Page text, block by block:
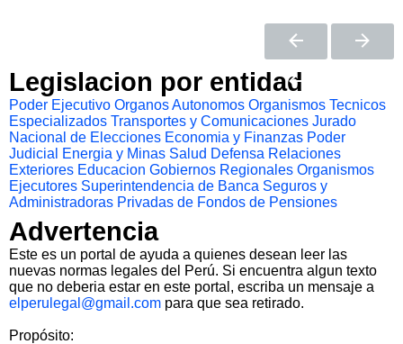
Legislacion por entidad
Poder Ejecutivo Organos Autonomos Organismos Tecnicos
Especializados Transportes y Comunicaciones Jurado
Nacional de Elecciones Economia y Finanzas Poder
Judicial
Energia y Minas Salud Defensa Relaciones
Exteriores Educacion Gobiernos Regionales Organismos
Ejecutores Superintendencia de Banca Seguros y
Administradoras Privadas de Fondos de Pensiones
Advertencia
Este es un portal de ayuda a quienes desean leer las
nuevas normas legales del Perú. Si encuentra algun texto
que no deberia estar en este portal, escriba un mensaje a
elperulegal@gmail.com para que sea retirado.
Propósito: